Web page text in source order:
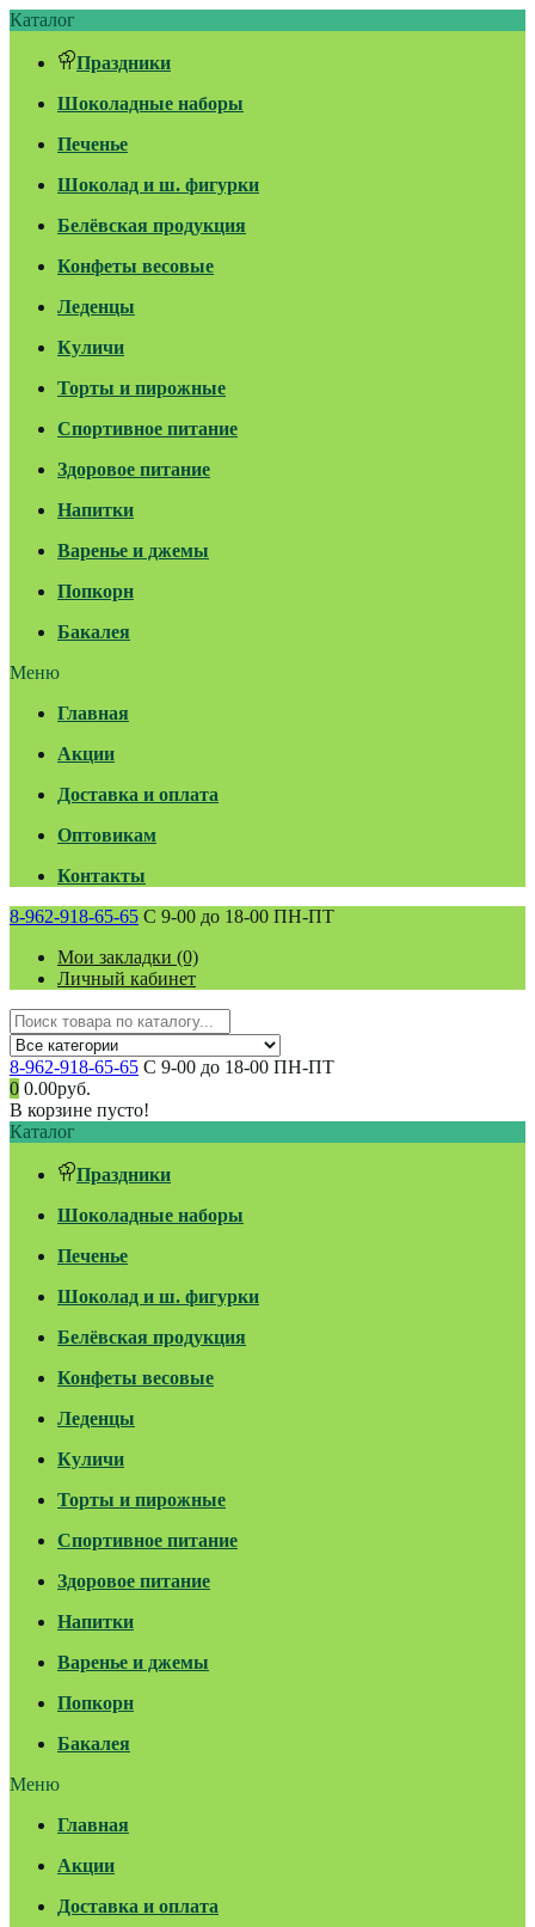
Каталог
Праздники
Шоколадные наборы
Печенье
Шоколад и ш. фигурки
Белёвская продукция
Конфеты весовые
Леденцы
Куличи
Торты и пирожные
Спортивное питание
Здоровое питание
Напитки
Варенье и джемы
Попкорн
Бакалея
Меню
Главная
Акции
Доставка и оплата
Оптовикам
Контакты
8-962-918-65-65 С 9-00 до 18-00 ПН-ПТ
Мои закладки (0)
Личный кабинет
8-962-918-65-65 С 9-00 до 18-00 ПН-ПТ
0 0.00руб.
В корзине пусто!
Каталог
Праздники
Шоколадные наборы
Печенье
Шоколад и ш. фигурки
Белёвская продукция
Конфеты весовые
Леденцы
Куличи
Торты и пирожные
Спортивное питание
Здоровое питание
Напитки
Варенье и джемы
Попкорн
Бакалея
Меню
Главная
Акции
Доставка и оплата